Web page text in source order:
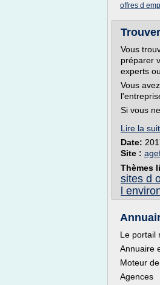
offres d
Vous
préparer
experts
Vous
Si vous
Lire la
Date:
Site :
Thèmes
sites d
l
Le portail
Annuaire
Moteur
Agences